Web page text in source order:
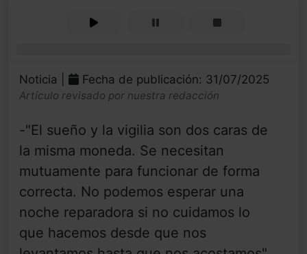
Noticia | Fecha de publicación: 31/07/2025
Artículo revisado por nuestra redacción
-"El sueño y la vigilia son dos caras de
la misma moneda. Se necesitan
mutuamente para funcionar de forma
correcta. No podemos esperar una
noche reparadora si no cuidamos lo
que hacemos desde que nos